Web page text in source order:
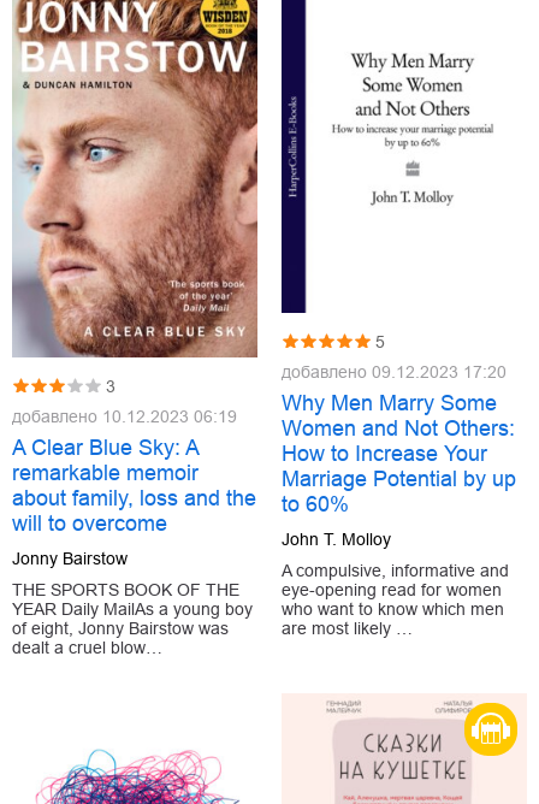
3
добавлено 10.12.2023 06:19
A Clear Blue Sky: A
remarkable memoir
about family, loss and the
will to overcome
Jonny Bairstow
THE SPORTS BOOK OF THE
YEAR Daily MailAs a young boy
of eight, Jonny Bairstow was
dealt a cruel blow…
5
добавлено 09.12.2023 17:20
Why Men Marry Some
Women and Not Others:
How to Increase Your
Marriage Potential by up
to 60%
John T. Molloy
A compulsive, informative and
eye-opening read for women
who want to know which men
are most likely …